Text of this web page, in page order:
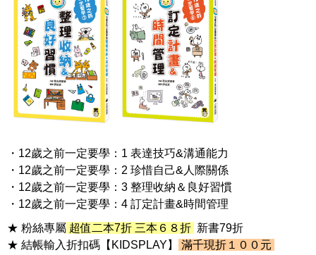
・12歲之前一定要學：1 表達技巧&溝通能力
・12歲之前一定要學：2 珍惜自己&人際關係
・12歲之前一定要學：3 整理收納＆良好習慣
・12歲之前一定要學：4 訂定計畫&時間管理
★ 粉絲專屬 超值二本7折 三本６８折 新書79折
★ 結帳輸入折扣碼【KIDSPLAY】
滿千現折１００元